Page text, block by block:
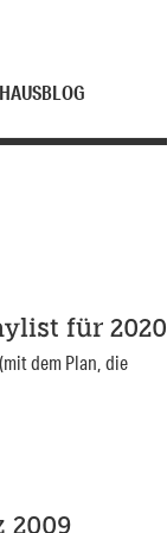
HAUSBLOG
für 2020
dem Plan, die